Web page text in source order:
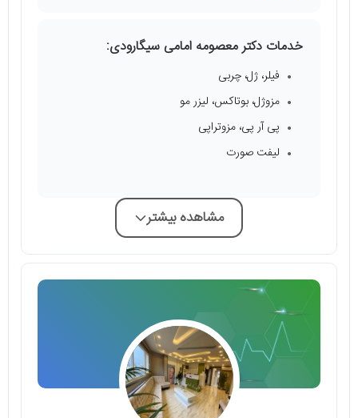
خدمات دکتر معصومه امامی سیگارودی:
فیلر، ژل، چربی
مزوژل، بوتاکس، لیزر مو
پی آر پی، مزوتراپی
لیفت صورت
مشاهده بیشتر